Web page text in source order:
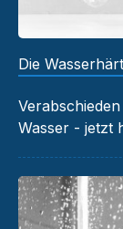
Die
Wasser - jetzt